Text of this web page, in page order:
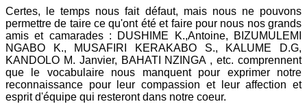
Certes, le temps nous fait défaut, mais nous ne pouvons
permettre de taire ce qu'ont été et faire pour nous nos grands
amis et camarades : DUSHIME K.,Antoine, BIZUMULEMI
NGABO K., MUSAFIRI KERAKABO S., KALUME D.G,
KANDOLO M. Janvier, BAHATI NZINGA , etc. comprennent
que le vocabulaire nous manquent pour exprimer notre
reconnaissance pour leur compassion et leur affection et
esprit d'équipe qui resteront dans notre coeur.